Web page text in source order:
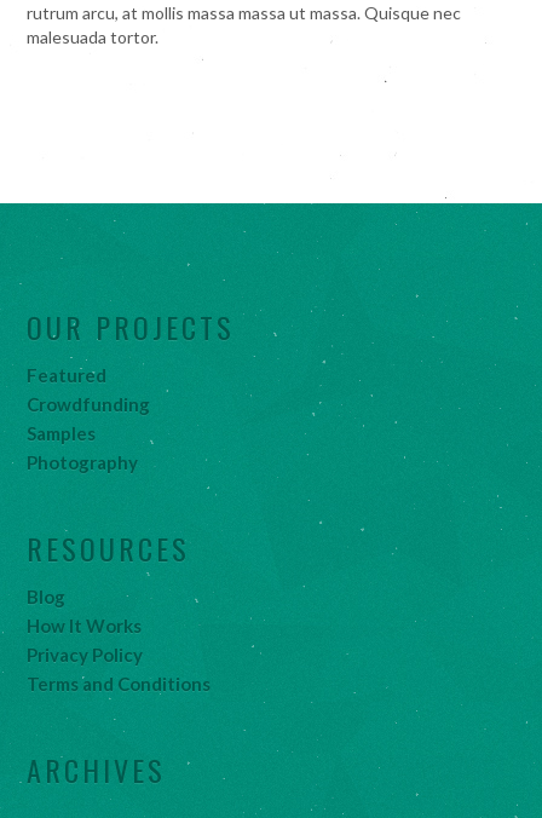
rutrum arcu, at mollis massa massa ut massa. Quisque nec
malesuada tortor.
OUR PROJECTS
Featured
Crowdfunding
Samples
Photography
RESOURCES
Blog
How It Works
Privacy Policy
Terms and Conditions
ARCHIVES